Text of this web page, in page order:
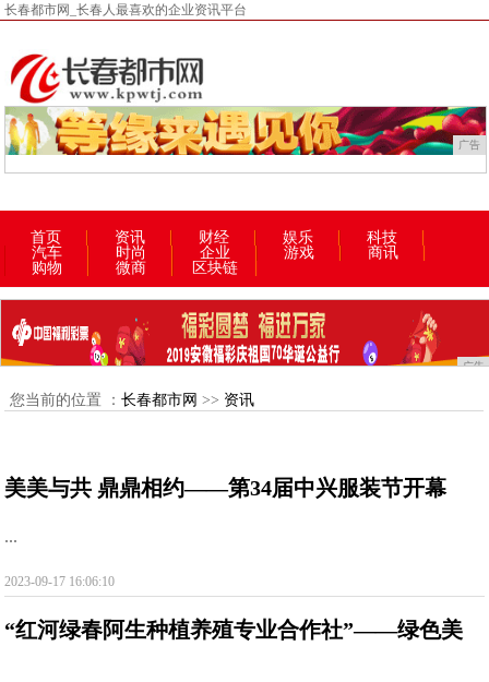
长春都市网_长春人最喜欢的企业资讯平台
广告
首页 资讯 财经 娱乐
科技
汽车
时尚 企业 游戏
商讯
购物
微商 区块链
广告
您当前的位置 ： 长春都市网 >> 资讯
美美与共 鼎鼎相约——第34届中兴服装节开幕
...
2023-09-17 16:06:10
“红河绿春阿生种植养殖专业合作社”——绿色美